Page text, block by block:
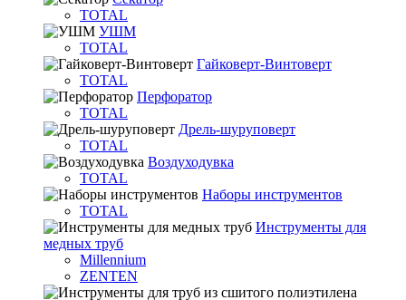
TOTAL
УШМ
TOTAL
Гайковерт-Винтоверт
TOTAL
Перфоратор
TOTAL
Дрель-шуруповерт
TOTAL
Воздуходувка
TOTAL
Наборы инструментов
TOTAL
Инструменты для
медных труб
Millennium
ZENTEN